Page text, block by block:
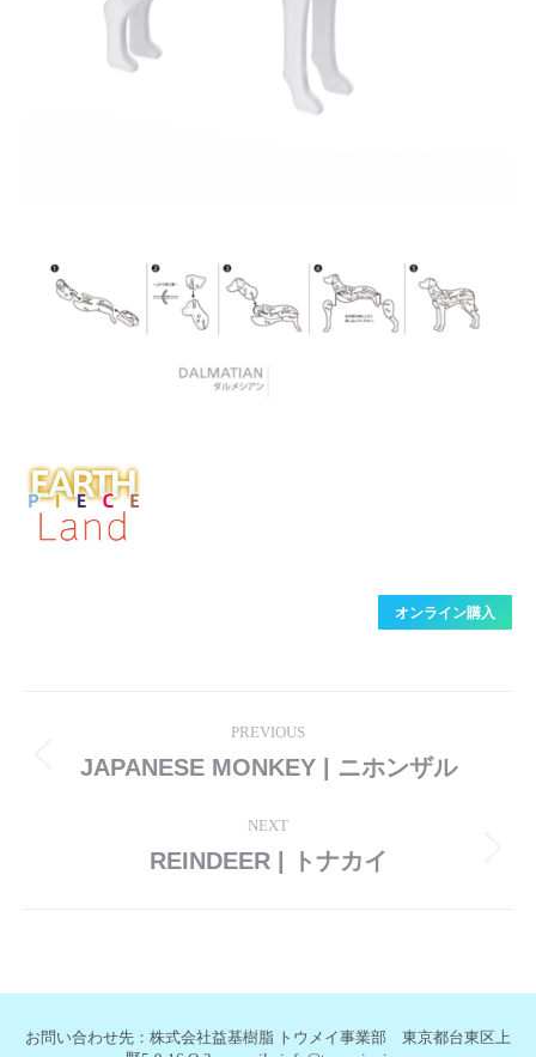
オンライン購入
navigation
PREVIOUS
Previous
JAPANESE MONKEY | ニホンザル
NEXT
Next
REINDEER | トナカイ
お問い合わせ先：株式会社益基樹脂 トウメイ事業部 東京都台東区上